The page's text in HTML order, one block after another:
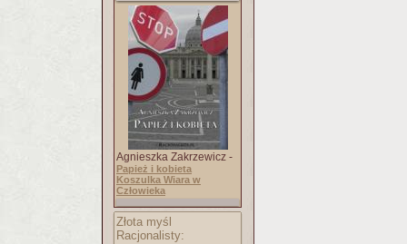
Agnieszka Zakrzewicz -
Papież i kobieta
Koszulka Wiara w
Człowieka
Złota myśl
Racjonalisty: